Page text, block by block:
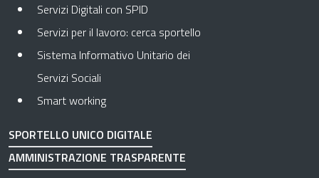
Servizi Digitali con SPID
Servizi per il lavoro: cerca sportello
Sistema Informativo Unitario dei
Servizi Sociali
Smart working
SPORTELLO UNICO DIGITALE
AMMINISTRAZIONE TRASPARENTE